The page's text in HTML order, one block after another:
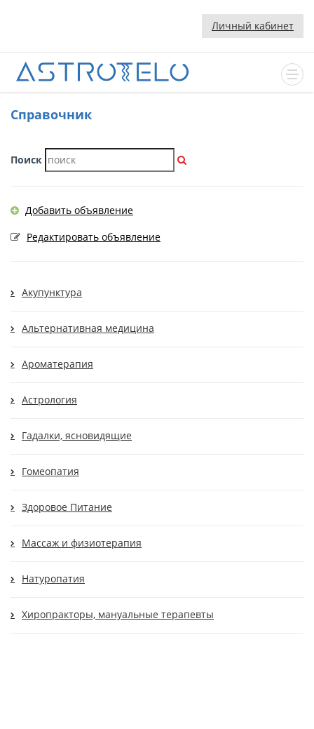
Личный кабинет
Cправочник
Поиск
Добавить объявление
Редактировать объявление
Акупунктура
Альтернативная медицина
Ароматерапия
Астрология
Гадалки, ясновидящие
Гомеопатия
Здоровое Питание
Массаж и физиотерапия
Натуропатия
Хиропракторы, мануальные терапевты